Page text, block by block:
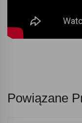
Powiązane